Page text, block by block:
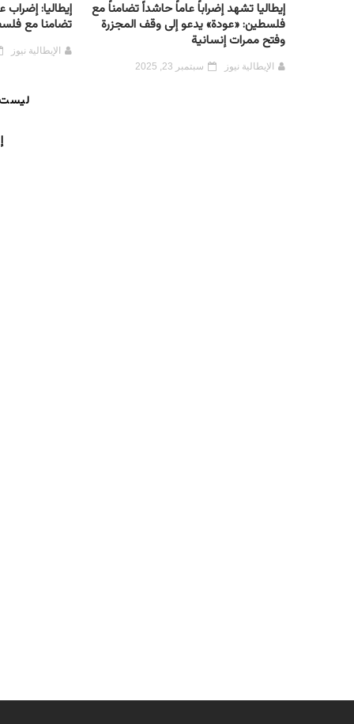
إيطاليا تشهد إضراباً عاماً حاشداً تضامناً مع
فلسطين: «عودة» يدعو إلى وقف المجزرة
وفتح ممرات إنسانية
الإيطالية نيوز سبتمبر 23, 2025
إيطاليا:
تضامنا مع
الإيطالية نيوز